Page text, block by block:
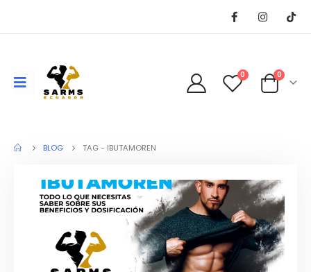
0 0
BLOG TAG - IBUTAMOREN